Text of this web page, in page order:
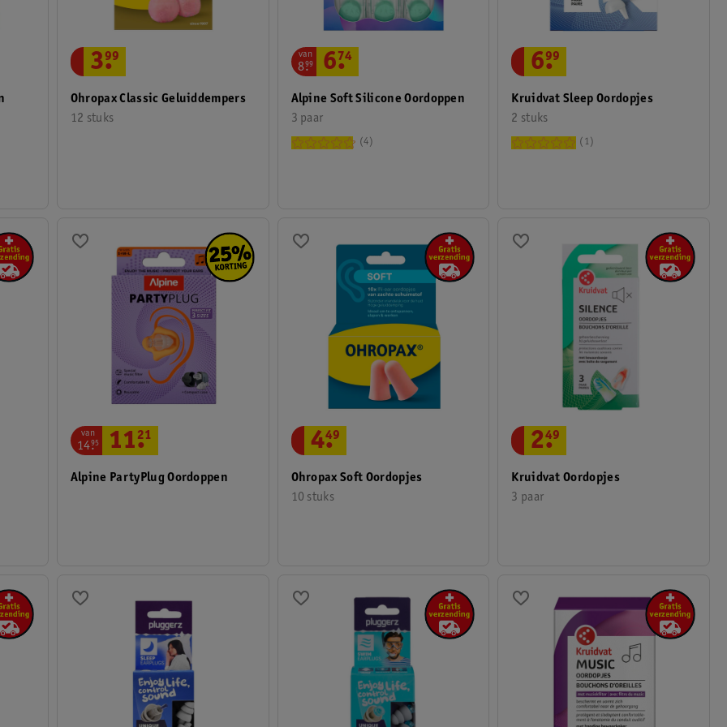
Ohropax Classic Geluiddempers
12 stuks
3.
99
Alpine Soft Silicone Oordoppen
3 paar
van
8.
99 6.
74
4
Kruidvat Sleep Oordopjes
2 stuks
6.
99
1
Alpine PartyPlug Oordoppen
van
14.
95 11.
21
Ohropax Soft Oordopjes
10 stuks
4.
49
Kruidvat Oordopjes
3 paar
2.
49